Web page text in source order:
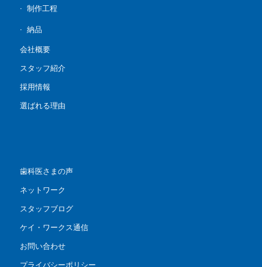
制作工程
納品
会社概要
スタッフ紹介
採用情報
選ばれる理由
歯科医さまの声
ネットワーク
スタッフブログ
ケイ・ワークス通信
お問い合わせ
プライバシーポリシー